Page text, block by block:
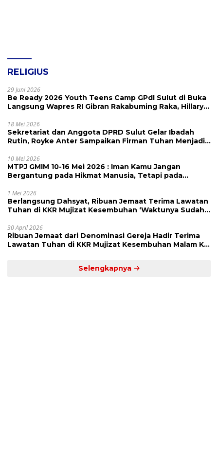
RELIGIUS
29 Juni 2026
Be Ready 2026 Youth Teens Camp GPdI Sulut di Buka
Langsung Wapres RI Gibran Rakabuming Raka, Hillary
18 Mei 2026
Sekretariat dan Anggota DPRD Sulut Gelar Ibadah
Rutin, Royke Anter Sampaikan Firman Tuhan Menjadi
10 Mei 2026
MTPJ GMIM 10-16 Mei 2026 : Iman Kamu Jangan
Bergantung pada Hikmat Manusia, Tetapi pada
1 Mei 2026
Berlangsung Dahsyat, Ribuan Jemaat Terima Lawatan
Tuhan di KKR Mujizat Kesembuhan ‘Waktunya Sudah
30 April 2026
Ribuan Jemaat dari Denominasi Gereja Hadir Terima
Lawatan Tuhan di KKR Mujizat Kesembuhan Malam Ke
Selengkapnya